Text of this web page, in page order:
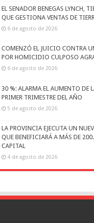
EL SENADOR BENEGAS LYNCH,
QUE GESTIONA VENTAS DE
6 de agosto de 2026
COMENZÓ EL JUICIO CONTRA
POR HOMICIDIO CULPOSO
6 de agosto de 2026
30 %: ALARMA EL AUMENTO DE
PRIMER TRIMESTRE DEL AÑO
5 de agosto de 2026
LA PROVINCIA EJECUTA UN
QUE BENEFICIARÁ A MÁS DE
CAPITAL
4 de agosto de 2026